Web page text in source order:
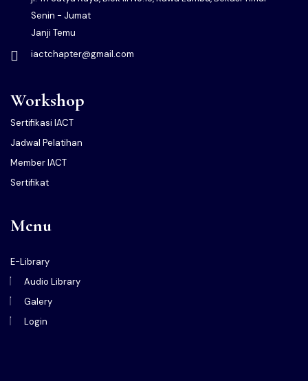
Senin - Jumat
Janji Temu
iactchapter@gmail.com
Workshop
Sertifikasi IACT
Jadwal Pelatihan
Member IACT
Sertifikat
Menu
E-Library
Audio Library
Galery
Login